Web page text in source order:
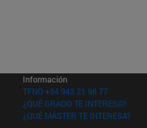
(abre en nueva ventana)
en nueva ventana)
Información
TFNO +34 943 21 98 77
¿QUÉ GRADO TE INTERESA?
¿QUÉ MÁSTER TE INTERESA?